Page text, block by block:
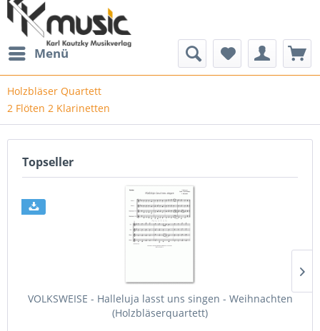
Menü
Holzbläser Quartett
2 Flöten 2 Klarinetten
Topseller
VOLKSWEISE - Halleluja lasst uns singen - Weihnachten
(Holzbläserquartett)